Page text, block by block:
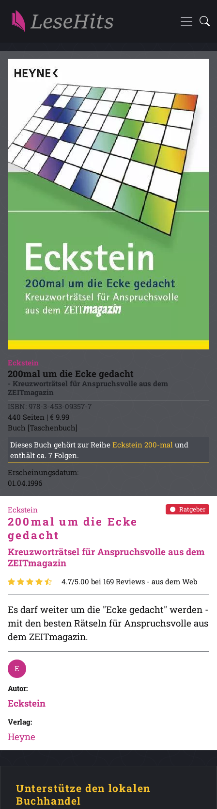
Eckstein
200mal um die Ecke gedacht
- Kreuzworträtsel für Anspruchsvolle aus dem
ZEITmagazin
ISBN: 978-3-453-09357-7
440 Seiten | € 9.99
Buch [Taschenbuch]
Dieses Buch gehört zur Reihe Eckstein 200-mal und
enthält ca. 7 Folgen.
Erscheinungsdatum:
01.04.1996
Ratgeber
Eckstein
200mal um die Ecke
gedacht
Kreuzworträtsel für Anspruchsvolle aus dem
ZEITmagazin
4.7/5.00 bei 169 Reviews - aus dem Web
Es darf weiter um die "Ecke gedacht" werden -
mit den besten Rätseln für Anspruchsvolle aus
dem ZEITmagazin.
Autor:
Eckstein
Verlag:
Heyne
Unterstütze den lokalen
Buchhandel